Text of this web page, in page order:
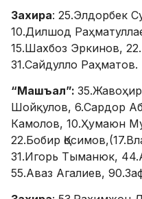
Захира: 25.Элдорбек
10.Дилшод
15.Шахбоз Эркинов,
31.Сайдулло Раҳматов.
“Машъал”:
Шойқулов, 6.Сардор
Камолов, 10.Ҳумаюн
22.Бобир
31.Игорь Тыманюк,
55.Аваз Агалиев,